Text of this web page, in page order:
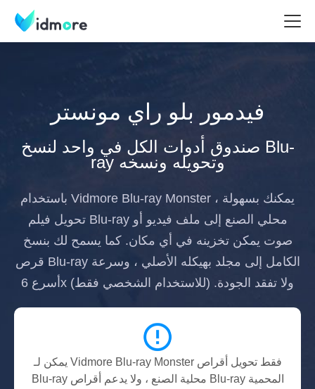
فيدمور بلو راي مونستر
صندوق أدوات الكل في واحد لنسخ Blu-
ray وتحويله ونسخه
باستخدام Vidmore Blu-ray Monster ، يمكنك بسهولة
تحويل فيلم Blu-ray محلي الصنع إلى ملف فيديو أو
صوت يمكن تخزينه في أي مكان. كما يسمح لك بنسخ
قرص Blu-ray الكامل إلى مجلد بهيكله الأصلي ، وسرعة
أسرع 6x ولا تفقد الجودة. (للاستخدام الشخصي فقط)
يمكن لـ Vidmore Blu-ray Monster فقط تحويل أقراص
Blu-ray محلية الصنع ، ولا يدعم أقراص Blu-ray المحمية